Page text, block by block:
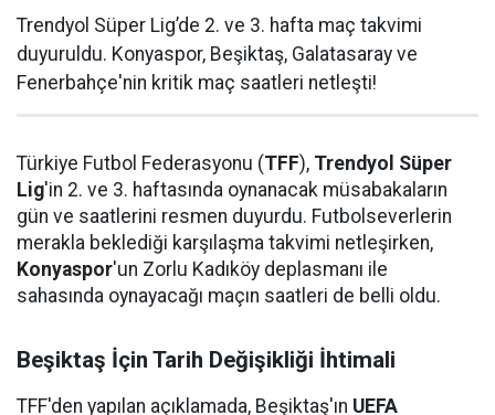
Trendyol Süper Lig’de 2. ve 3. hafta maç takvimi
duyuruldu. Konyaspor, Beşiktaş, Galatasaray ve
Fenerbahçe'nin kritik maç saatleri netleşti!
Türkiye Futbol Federasyonu (TFF), Trendyol Süper
Lig'in 2. ve 3. haftasında oynanacak müsabakaların
gün ve saatlerini resmen duyurdu. Futbolseverlerin
merakla beklediği karşılaşma takvimi netleşirken,
Konyaspor'un Zorlu Kadıköy deplasmanı ile
sahasında oynayacağı maçın saatleri de belli oldu.
Beşiktaş İçin Tarih Değişikliği İhtimali
TFF'den yapılan açıklamada, Beşiktaş'ın UEFA